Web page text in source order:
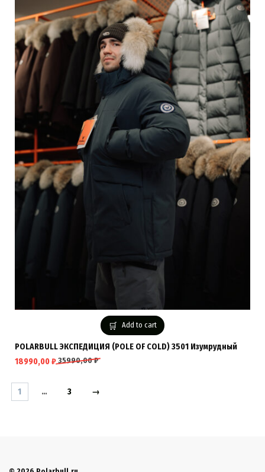
Add to cart
POLARBULL ЭКСПЕДИЦИЯ (POLE OF COLD) 3501 Изумрудный
35990,00₽
18990,00₽
1 … 3 →